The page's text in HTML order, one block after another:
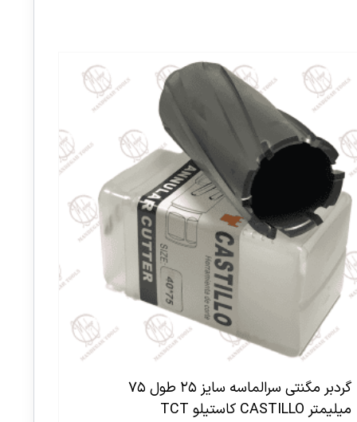
گردبر مگنتی سرالماسه سایز ۲۵ طول ۷۵
میلیمتر CASTILLO کاستیلو TCT